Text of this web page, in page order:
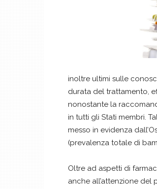
inoltre ultimi sulle
durata del trattamento,
nonostante la
in tutti gli Stati membri.
messo in evidenza
(prevalenza totale di
Oltre ad aspetti di
anche all’attenzione del